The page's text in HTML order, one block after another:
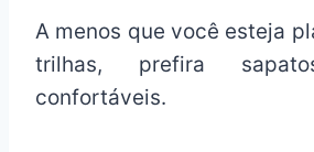
A menos que você esteja
trilhas, prefira
confortáveis.